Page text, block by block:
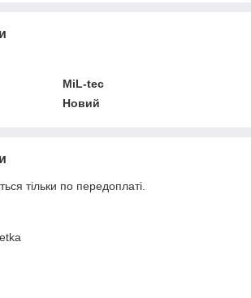
MiL-tec
Новий
тільки по передоплаті.